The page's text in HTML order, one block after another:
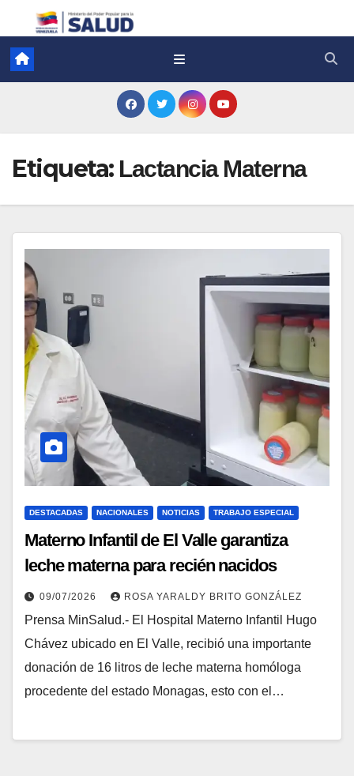
Etiqueta: Lactancia Materna
DESTACADAS NACIONALES NOTICIAS TRABAJO ESPECIAL
Materno Infantil de El Valle garantiza
leche materna para recién nacidos
vulnerables
09/07/2026 ROSA YARALDY BRITO GONZÁLEZ
Prensa MinSalud.- El Hospital Materno Infantil Hugo
Chávez ubicado en El Valle, recibió una importante
donación de 16 litros de leche materna homóloga
procedente del estado Monagas, esto con el…